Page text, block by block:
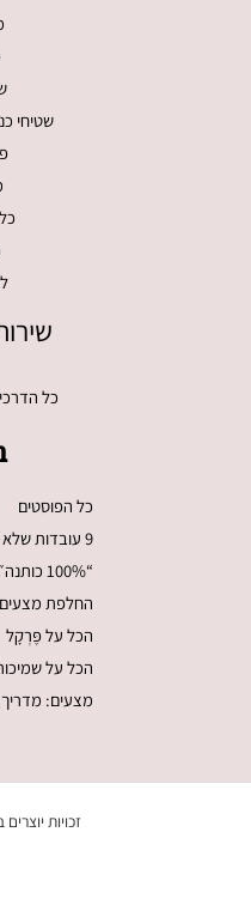
שטיחי
כל
כל הפוסטים
9 עובדות שלא ידעת על כותנה
“100% כותנה״. מה זה אומר?
החלפת
הכל על פֶּרְקָל
הכל על
מצעים:
זכויות יוצרים